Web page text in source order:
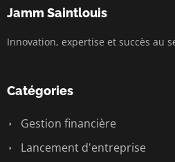
Jamm Saintlouis
Innovation, expertise et succès au
Catégories
Gestion financière
Lancement d'entreprise